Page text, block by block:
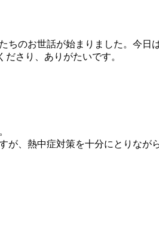
のお世話が始まりました。今日
さり、ありがたいです。
が、熱中症対策を十分にとりなが